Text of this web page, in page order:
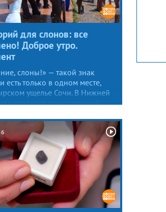
для слонов: все
Доброе утро.
слоны!» — такой знак
есть только в одном месте,
ущелье Сочи. В Нижней
находится единственный
— звезды Росгосцирка,
Претти, Одри и Марго.